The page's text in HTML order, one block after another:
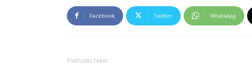
Facebook Twitter WhatsApp
Prethodni tekst